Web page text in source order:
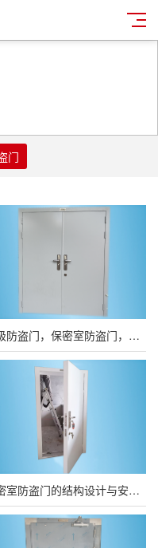
门
甲级防盗门，保密室防盗门，枪械库防盗安全门
保密室防盗门的结构设计与安全性